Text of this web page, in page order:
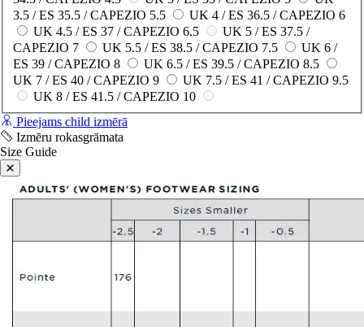
UK 4.5 / ES 37 / CAPEZIO 6.5
UK 5 / ES 37.5 /
CAPEZIO 7
UK 5.5 / ES 38.5 / CAPEZIO 7.5
UK 6 /
ES 39 / CAPEZIO 8
UK 6.5 / ES 39.5 / CAPEZIO 8.5
UK 7 / ES 40 / CAPEZIO 9
UK 7.5 / ES 41 / CAPEZIO 9.5
UK 8 / ES 41.5 / CAPEZIO 10
Pieejams child izmērā
Izmēru rokasgrāmata
Size Guide